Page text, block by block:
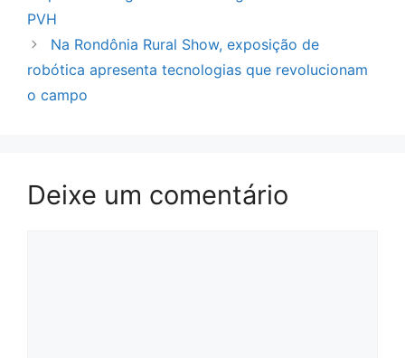
PVH
Na Rondônia Rural Show, exposição de
robótica apresenta tecnologias que revolucionam
o campo
Deixe um comentário